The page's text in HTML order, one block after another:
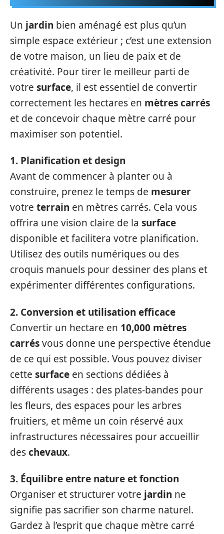
Un jardin bien aménagé est plus qu’un
simple espace extérieur ; c’est une extension
de votre maison, un lieu de paix et de
créativité. Pour tirer le meilleur parti de
votre surface, il est essentiel de convertir
correctement les hectares en mètres carrés
et de concevoir chaque mètre carré pour
maximiser son potentiel.
1. Planification et design
Avant de commencer à planter ou à
construire, prenez le temps de mesurer
votre terrain en mètres carrés. Cela vous
offrira une vision claire de la surface
disponible et facilitera votre planification.
Utilisez des outils numériques ou des
croquis manuels pour dessiner des plans et
expérimenter différentes configurations.
2. Conversion et utilisation efficace
Convertir un hectare en 10,000 mètres
carrésvous donne une perspective étendue
de ce qui est possible. Vous pouvez diviser
cette surface en sections dédiées à
différents usages : des plates-bandes pour
les fleurs, des espaces pour les arbres
fruitiers, et même un coin réservé aux
infrastructures nécessaires pour accueillir
deschevaux.
3. Équilibre entre nature et fonction
Organiser et structurer votre jardin ne
signifie pas sacrifier son charme naturel.
Gardez à l’esprit que chaque mètre carré